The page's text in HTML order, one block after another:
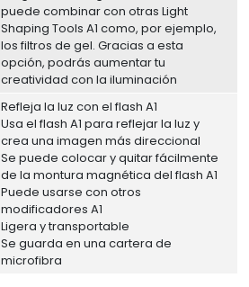
puede combinar con otras Light
Shaping Tools A1 como, por ejemplo,
los filtros de gel. Gracias a esta
opción, podrás aumentar tu
creatividad con la iluminación
Refleja la luz con el flash A1
Usa el flash A1 para reflejar la luz y
crea una imagen más direccional
Se puede colocar y quitar fácilmente
de la montura magnética del flash A1
Puede usarse con otros
modificadores A1
Ligera y transportable
Se guarda en una cartera de
microfibra